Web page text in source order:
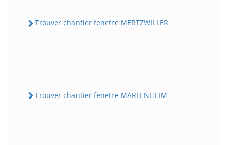
Trouver chantier fenetre MERTZWILLER
Trouver chantier fenetre MARLENHEIM